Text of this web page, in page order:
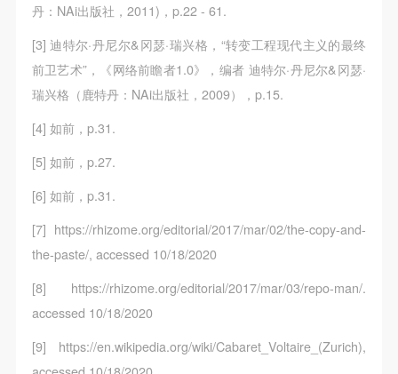
丹：NAi出版社，2011)，p.22 - 61.
[3] 迪特尔·丹尼尔&冈瑟·瑞兴格，“转变工程现代主义的最终
前卫艺术”，《网络前瞻者1.0》，编者 迪特尔·丹尼尔&冈瑟·
瑞兴格（鹿特丹：NAi出版社，2009），p.15.
[4] 如前，p.31.
[5] 如前，p.27.
[6] 如前，p.31.
[7] https://rhizome.org/editorial/2017/mar/02/the-copy-and-
the-paste/, accessed 10/18/2020
[8] https://rhizome.org/editorial/2017/mar/03/repo-man/.
accessed 10/18/2020
[9] https://en.wikipedia.org/wiki/Cabaret_Voltaire_(Zurich),